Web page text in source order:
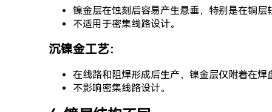
镍金层在蚀刻后容易产生悬垂，特别是在铜
不适用于密集线路设计。
沉镍金工艺：
在线路和阻焊形成后生产，镍金层仅附着在焊
不影响密集线路设计。